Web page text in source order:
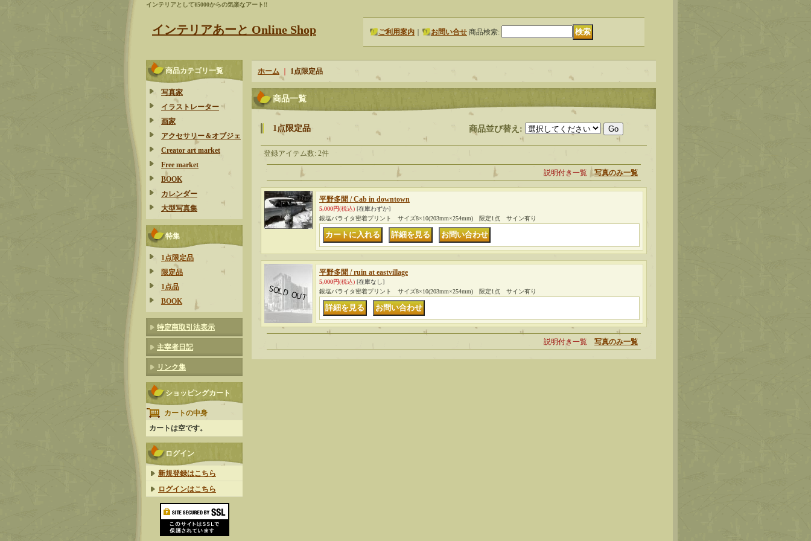
インテリアとして¥5000からの気楽なアート!!
インテリアあーと Online Shop ご利用案内 お問い合せ 商品検索:
商品カテゴリ一覧
写真家
イラストレーター
画家
アクセサリー＆オブジェ
Creator art market
Free market
BOOK
カレンダー
大型写真集
特集
1点限定品
限定品
1点品
BOOK
特定商取引法表示
主宰者日記
リンク集
ショッピングカート
カートの中身
カートは空です。
ログイン
新規登録はこちら
ログインはこちら
ホーム 1点限定品
商品一覧
1点限定品 商品並び替え :
登録アイテム数: 2件
説明付き一覧写真のみ一覧
平野多聞 / Cab in downtown
5,000円(税込) [在庫わずか]
銀塩バライタ密着プリント サイズ8×10(203mm×254mm) 限定1点 サイン有り
平野多聞 / ruin at eastvillage
5,000円(税込) [在庫なし]
銀塩バライタ密着プリント サイズ8×10(203mm×254mm) 限定1点 サイン有り
説明付き一覧 写真のみ一覧